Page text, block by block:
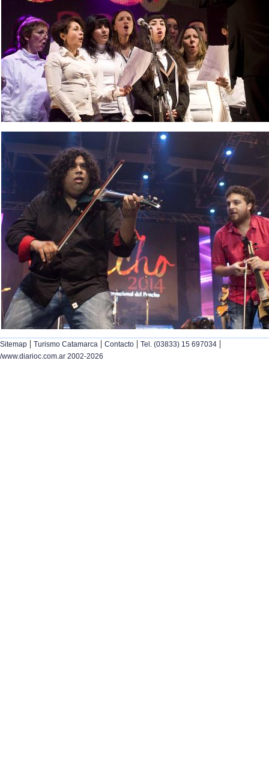
Sitemap | Turismo Catamarca | Contacto | Tel. (03833) 15 697034 |
/www.diarioc.com.ar 2002-2026